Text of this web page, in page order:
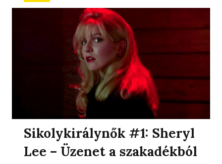
Sikolykirálynők #1: Sheryl
Lee – Üzenet a szakadékból